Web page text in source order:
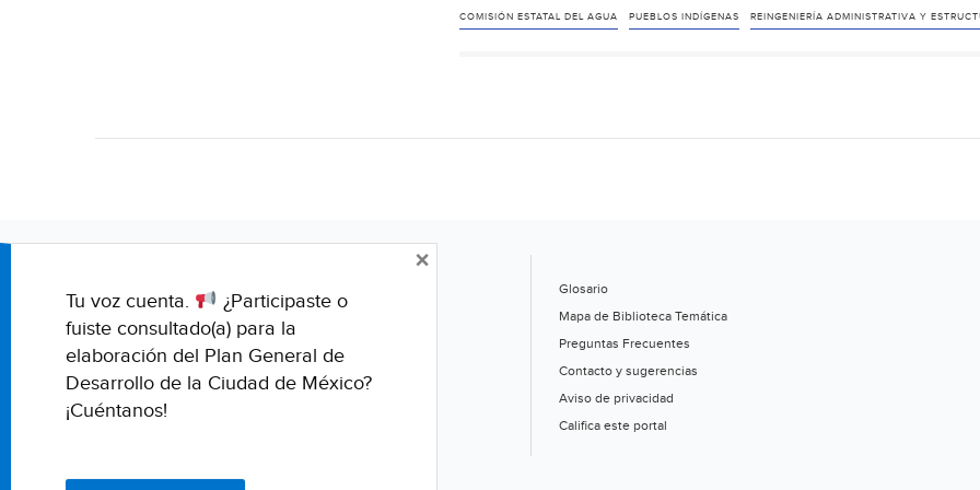
COMISIÓN ESTATAL DEL AGUA PUEBLOS INDÍGENAS REINGENIERÍA ADMINISTRATIVA Y
Glosario
Mapa de Biblioteca Temática
Preguntas Frecuentes
Contacto y sugerencias
Aviso de privacidad
Califica este portal
Tu voz cuenta.
¿Participaste o
fuiste consultado(a) para la
elaboración del Plan General de
Desarrollo de la Ciudad de México?
¡Cuéntanos!
×